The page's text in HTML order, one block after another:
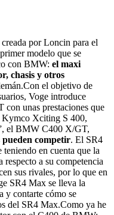
por Loncin para el
modelo que se
con BMW: el maxi
chasis y otros
el objetivo de
Voge introduce
con unas prestaciones que
Kymco Xciting S 400,
el BMW C400 X/GT,
pueden competir. El SR4
en cuenta que la
respecto a su competencia
sus rivales, por lo que en
SR4 Max se lleva la
y contarte cómo se
del SR4 Max.Como ya he